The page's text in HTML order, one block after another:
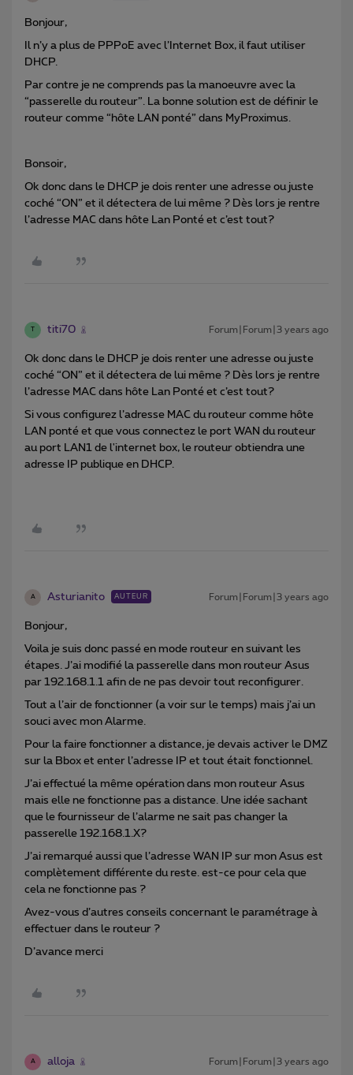
Bonjour,
Il n’y a plus de PPPoE avec l’Internet Box, il faut utiliser
DHCP.
Par contre je ne comprends pas la manoeuvre avec la
“passerelle du routeur”. La bonne solution est de définir le
routeur comme “hôte LAN ponté” dans MyProximus.
Bonsoir,
Ok donc dans le DHCP je dois renter une adresse ou juste
coché “ON” et il détectera de lui même ? Dès lors je rentre
l’adresse MAC dans hôte Lan Ponté et c’est tout?
titi70 Forum|Forum|3 years ago
Ok donc dans le DHCP je dois renter une adresse ou juste
coché “ON” et il détectera de lui même ? Dès lors je rentre
l’adresse MAC dans hôte Lan Ponté et c’est tout?
Si vous configurez l’adresse MAC du routeur comme hôte
LAN ponté et que vous connectez le port WAN du routeur
au port LAN1 de l'internet box, le routeur obtiendra une
adresse IP publique en DHCP.
A Asturianito AUTEUR Forum|Forum|3 years ago
Bonjour,
Voila je suis donc passé en mode routeur en suivant les
étapes. J’ai modifié la passerelle dans mon routeur Asus
par 192.168.1.1 afin de ne pas devoir tout reconfigurer.
Tout a l’air de fonctionner (a voir sur le temps) mais j’ai un
souci avec mon Alarme.
Pour la faire fonctionner a distance, je devais activer le DMZ
sur la Bbox et enter l’adresse IP et tout était fonctionnel.
J’ai effectué la même opération dans mon routeur Asus
mais elle ne fonctionne pas a distance. Une idée sachant
que le fournisseur de l’alarme ne sait pas changer la
passerelle 192.168.1.X?
J’ai remarqué aussi que l’adresse WAN IP sur mon Asus est
complètement différente du reste. est-ce pour cela que
cela ne fonctionne pas ?
Avez-vous d’autres conseils concernant le paramétrage à
effectuer dans le routeur ?
D’avance merci
A alloja Forum|Forum|3 years ago